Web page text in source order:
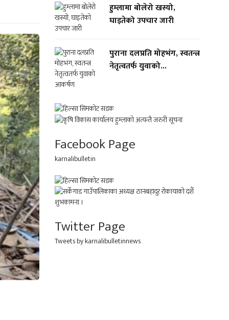
हुम्लामा बोलेरो खस्यो,
घाइतेको उपचार जारी
पुराना दलप्रति मोहभंग, स्वतन्त्र
नेतृत्वतर्फ युवाको...
Facebook Page
karnalibulletin
Twitter Page
Tweets by karnalibulletinnews